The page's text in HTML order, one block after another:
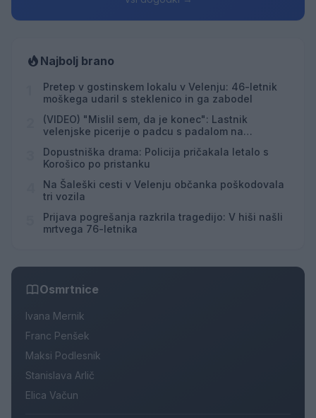
Najbolj brano
Pretep v gostinskem lokalu v Velenju: 46-letnik
moškega udaril s steklenico in ga zabodel
(VIDEO) "Mislil sem, da je konec": Lastnik
velenjske picerije o padcu s padalom na
Dopustniška drama: Policija pričakala letalo s
Korošico po pristanku
Na Šaleški cesti v Velenju občanka poškodovala
tri vozila
Prijava pogrešanja razkrila tragedijo: V hiši našli
mrtvega 76-letnika
Osmrtnice
Ivana Mernik
Franc Penšek
Maksi Podlesnik
Stanislava Arlič
Elica Vačun